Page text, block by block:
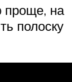
проще, на
полоску